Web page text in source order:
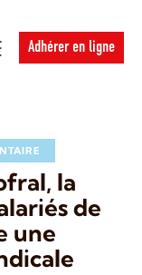
Adhérer en ligne
la
de
une